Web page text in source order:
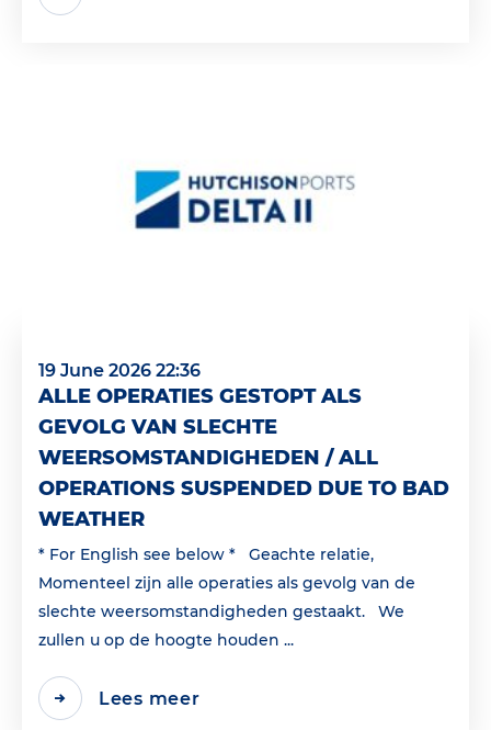
19 June 2026 22:36
ALLE OPERATIES GESTOPT ALS
GEVOLG VAN SLECHTE
WEERSOMSTANDIGHEDEN / ALL
OPERATIONS SUSPENDED DUE TO BAD
WEATHER
* For English see below * Geachte relatie,
Momenteel zijn alle operaties als gevolg van de
slechte weersomstandigheden gestaakt. We
zullen u op de hoogte houden ...
Lees meer